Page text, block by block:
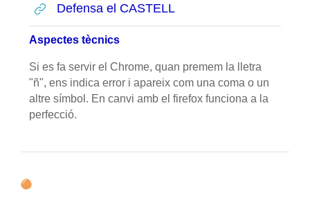
Defensa el CASTELLURL
Aspectes tècnics
Si es fa servir el Chrome, quan premem la lletra
"ñ", ens indica error i apareix com una coma o un
altre símbol. En canvi amb el firefox funciona a la
perfecció.